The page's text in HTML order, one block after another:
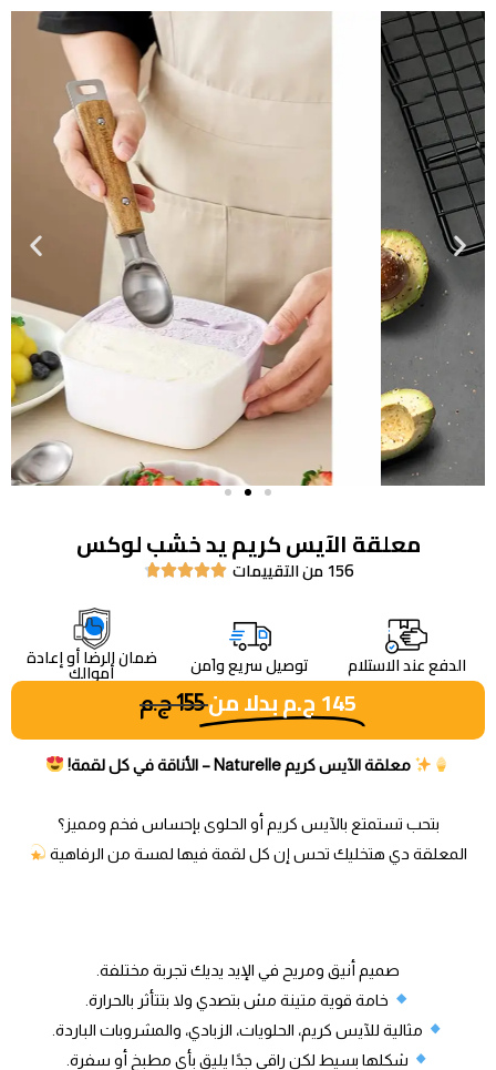
معلقة الآيس كريم يد خشب لوكس
156 من التقييمات 




الدفع عند الاستلام توصيل سريع واَمن ضمان الرضا أو إعادة
أموالك
145ج.مبدلا من 155ج.م
معلقة الآيس كريم Naturelle – الأناقة في كل لقمة!
بتحب تستمتع بالآيس كريم أو الحلوى بإحساس فخم ومميز؟
المعلقة دي هتخليك تحس إن كل لقمة فيها لمسة من الرفاهية
صميم أنيق ومريح في الإيد يديك تجربة مختلفة.
خامة قوية متينة مش بتصدي ولا بتتأثر بالحرارة.
مثالية للآيس كريم، الحلويات، الزبادي، والمشروبات الباردة.
شكلها بسيط لكن راقي جدًا يليق بأي مطبخ أو سفرة.